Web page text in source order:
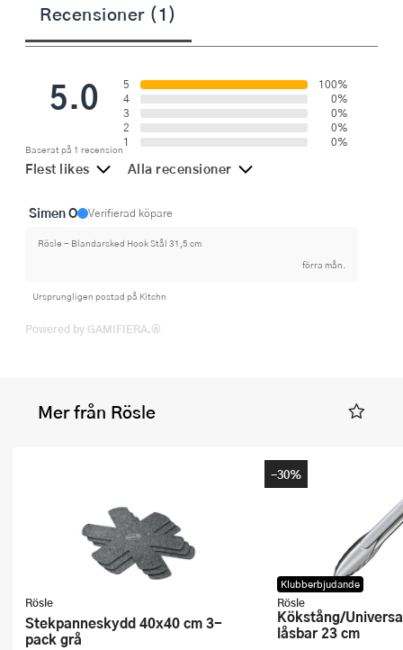
Recensioner (1)
5.0
Baserat på 1 recension
5
100%
4
0%
3
0%
2
0%
1
0%
Flest likes Alla recensioner
Simen O Verifierad köpare
Rösle - Blandarsked Hook Stål 31,5 cm
förra mån.
Ursprungligen postad på Kitchn
Powered by GAMIFIERA.®
Mer från Rösle
Rösle
Stekpanneskydd 40x40 cm 3-
pack grå
Klubberbjudande
Rösle
Kökstång/Universaltång Stål
låsbar 23 cm
-30%